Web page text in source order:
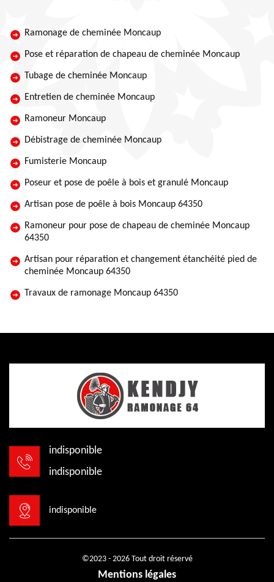
Ramonage de cheminée Moncaup
Pose et réparation de chapeau de cheminée Moncaup
Tubage de cheminée Moncaup
Entretien de cheminée Moncaup
Ramoneur Moncaup
Débistrage de cheminée Moncaup
Fumisterie Moncaup
Poseur et pose de poêle à bois et granulé Moncaup
Artisan pose de poêle à bois Moncaup 64350
Ramoneur pour pose de chapeau de cheminée Moncaup
64350
Artisan pour réparation et changement étanchéité pied de
cheminée Moncaup 64350
Travaux de ramonage Moncaup 64350
indisponible
indisponible
indisponible
©2023 - 2026 Tout droit réservé
Mentions légales